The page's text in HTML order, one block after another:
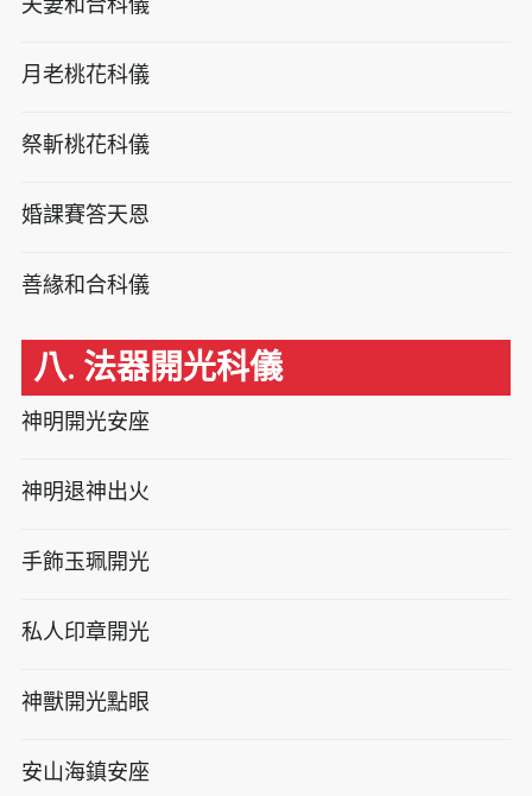
月老桃花科儀
祭斬桃花科儀
婚課賽答天恩
善緣和合科儀
八. 法器開光科儀
神明開光安座
神明退神出火
手飾玉珮開光
私人印章開光
神獸開光點眼
安山海鎮安座